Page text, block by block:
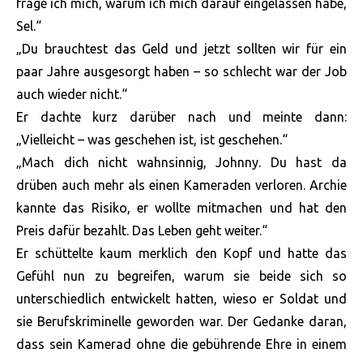
frage ich mich, warum ich mich darauf eingelassen habe,
Sel.“
„Du brauchtest das Geld und jetzt sollten wir für ein
paar Jahre ausgesorgt haben – so schlecht war der Job
auch wieder nicht.“
Er dachte kurz darüber nach und meinte dann:
„Vielleicht – was geschehen ist, ist geschehen.“
„Mach dich nicht wahnsinnig, Johnny. Du hast da
drüben auch mehr als einen Kameraden verloren. Archie
kannte das Risiko, er wollte mitmachen und hat den
Preis dafür bezahlt. Das Leben geht weiter.“
Er schüttelte kaum merklich den Kopf und hatte das
Gefühl nun zu begreifen, warum sie beide sich so
unterschiedlich entwickelt hatten, wieso er Soldat und
sie Berufskriminelle geworden war. Der Gedanke daran,
dass sein Kamerad ohne die gebührende Ehre in einem